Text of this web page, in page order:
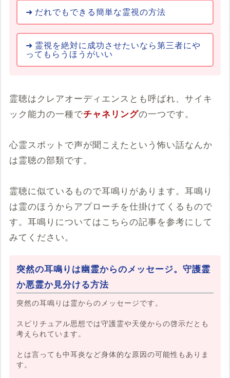
だれでもできる簡単な霊視の方法
霊視を絶対に成功させたいなら第三者にや
ってもらうほうがいい
霊聴はクレアオーディエンスとも呼ばれ、サイキ
ック能力の一種でチャネリングの一つです。
心霊スポットで声が聞こえたという怖い話なんか
は霊聴の部類です。
霊聴に似ているもので耳鳴りがあります。耳鳴り
は霊のほうからアプローチを仕掛けてくるもので
す。耳鳴りについてはこちらの記事を参考にして
みてください。
突然の耳鳴りは幽霊からのメッセージ。守護霊
か悪霊か見分ける方法
突然の耳鳴りは霊からのメッセージです。
スピリチュアル思想では守護霊や天使からの啓示だとも
考えられています。
とは言っても中耳炎など身体的な原因の可能性もありま
す。